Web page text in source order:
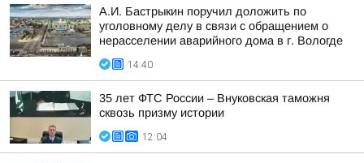
А.И. Бастрыкин поручил доложить по
уголовному делу в связи с обращением о
нерасселении аварийного дома в г. Вологде
14:40
35 лет ФТС России – Внуковская таможня
сквозь призму истории
12:04